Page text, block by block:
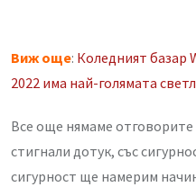
Виж още: Коледният базар
2022 има най-голямата
Все още нямаме
стигнали дотук, със
сигурност ще намерим